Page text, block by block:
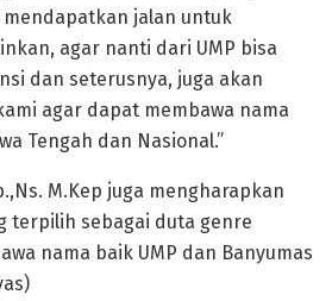
jalan untuk
agar nanti dari UMP bisa
dan seterusnya, juga akan
agar dapat membawa nama
Tengah dan Nasional.”
M.Kep juga mengharapkan
terpilih sebagai duta genre
nama baik UMP dan Banyumas